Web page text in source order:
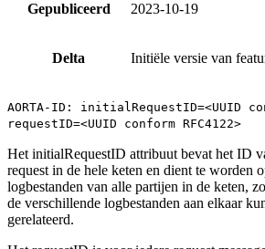
Gepubliceerd 2023-10-19
Delta Initiële versie van
AORTA-ID: initialRequestID=<UUID
requestID=<UUID conform RFC4122>
Het initialRequestID attribuut bevat het ID
request in de hele keten en dient te worden
logbestanden van alle partijen in de keten,
de verschillende logbestanden aan elkaar
gerelateerd.